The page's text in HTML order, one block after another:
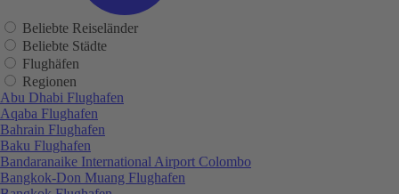
Beliebte Reiseländer
Beliebte Städte
Flughäfen
Regionen
Abu Dhabi Flughafen
Aqaba Flughafen
Bahrain Flughafen
Baku Flughafen
Bandaranaike International Airport Colombo
Bangkok-Don Muang Flughafen